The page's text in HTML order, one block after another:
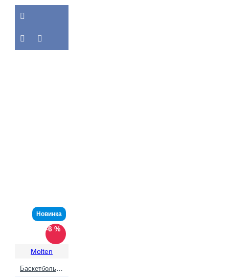
Новинка
-6 %
Molten
Баскетбольний м'яч Molten B6G4500 FIBA (розмір 6) +подарунок